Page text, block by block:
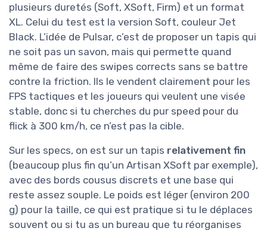
plusieurs duretés (Soft, XSoft, Firm) et un format
XL. Celui du test est la version Soft, couleur Jet
Black. L’idée de Pulsar, c’est de proposer un tapis qui
ne soit pas un savon, mais qui permette quand
même de faire des swipes corrects sans se battre
contre la friction. Ils le vendent clairement pour les
FPS tactiques et les joueurs qui veulent une visée
stable, donc si tu cherches du pur speed pour du
flick à 300 km/h, ce n’est pas la cible.
Sur les specs, on est sur un tapis relativement fin
(beaucoup plus fin qu’un Artisan XSoft par exemple),
avec des bords cousus discrets et une base qui
reste assez souple. Le poids est léger (environ 200
g) pour la taille, ce qui est pratique si tu le déplaces
souvent ou si tu as un bureau que tu réorganises